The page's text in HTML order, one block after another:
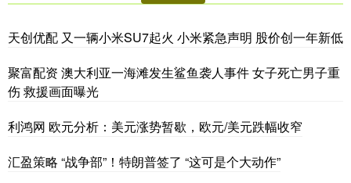
天创优配 又一辆小米SU7起火 小米紧急声明 股价创一年新低
聚富配资 澳大利亚一海滩发生鲨鱼袭人事件 女子死亡男子重
伤 救援画面曝光
利鸿网 欧元分析：美元涨势暂歇，欧元/美元跌幅收窄
汇盈策略 “战争部”！特朗普签了 “这可是个大动作”